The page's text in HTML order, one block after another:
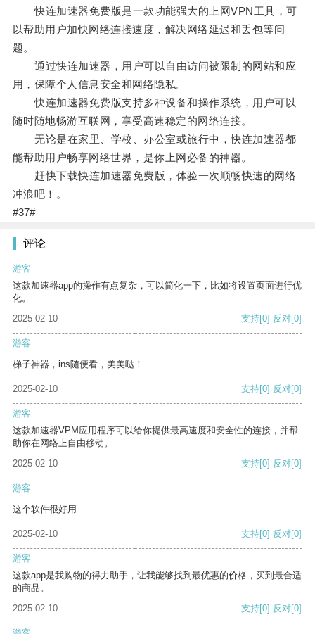
快连加速器免费版是一款功能强大的上网VPN工具，可
以帮助用户加快网络连接速度，解决网络延迟和丢包等问
题。
通过快连加速器，用户可以自由访问被限制的网站和应
用，保障个人信息安全和网络隐私。
快连加速器免费版支持多种设备和操作系统，用户可以
随时随地畅游互联网，享受高速稳定的网络连接。
无论是在家里、学校、办公室或旅行中，快连加速器都
能帮助用户畅享网络世界，是你上网必备的神器。
赶快下载快连加速器免费版，体验一次顺畅快速的网络
冲浪吧！。
#37#
评论
游客
这款加速器app的操作有点复杂，可以简化一下，比如将设置页面进行优
化。
2025-02-10
支持[0] 反对[0]
游客
梯子神器，ins随便看，美美哒！
2025-02-10 支持[0] 反对[0]
游客
这款加速器VPM应用程序可以给你提供最高速度和安全性的连接，并帮
助你在网络上自由移动。
2025-02-10
支持[0] 反对[0]
游客
这个软件很好用
2025-02-10 支持[0] 反对[0]
游客
这款app是我购物的得力助手，让我能够找到最优惠的价格，买到最合适
的商品。
2025-02-10
支持[0] 反对[0]